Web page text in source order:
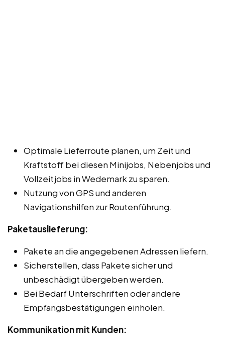
Optimale Lieferroute planen, um Zeit und
Kraftstoff bei diesen Minijobs, Nebenjobs und
Vollzeitjobs in Wedemark zu sparen.
Nutzung von GPS und anderen
Navigationshilfen zur Routenführung.
Paketauslieferung:
Pakete an die angegebenen Adressen liefern.
Sicherstellen, dass Pakete sicher und
unbeschädigt übergeben werden.
Bei Bedarf Unterschriften oder andere
Empfangsbestätigungen einholen.
Kommunikation mit Kunden: